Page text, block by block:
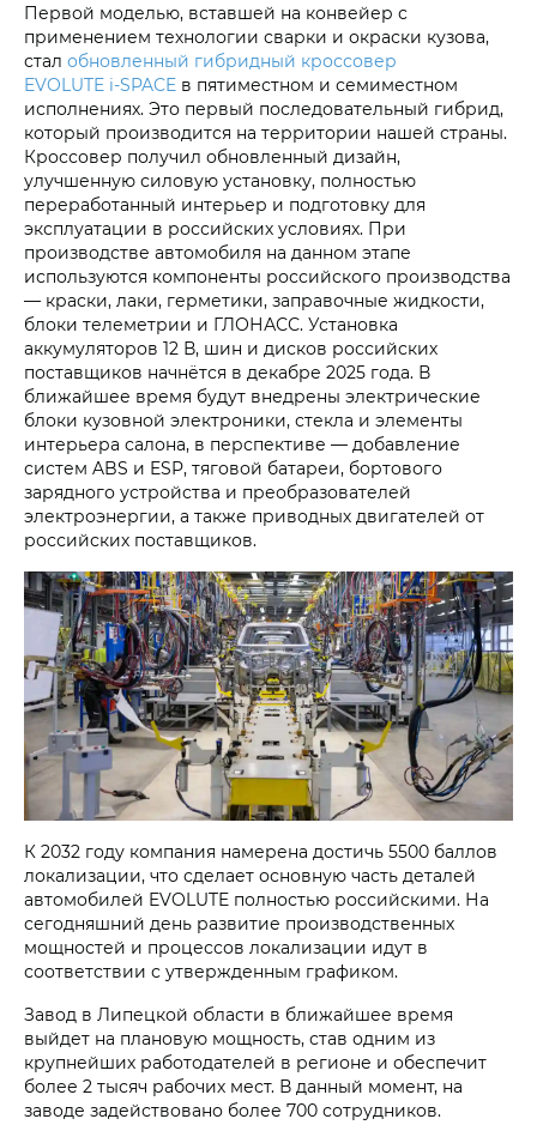
Первой моделью, вставшей на конвейер с
применением технологии сварки и окраски кузова,
стал обновленный гибридный кроссовер
EVOLUTE i‑SPACE в пятиместном и семиместном
исполнениях. Это первый последовательный гибрид,
который производится на территории нашей страны.
Кроссовер получил обновленный дизайн,
улучшенную силовую установку, полностью
переработанный интерьер и подготовку для
эксплуатации в российских условиях. При
производстве автомобиля на данном этапе
используются компоненты российского производства
— краски, лаки, герметики, заправочные жидкости,
блоки телеметрии и ГЛОНАСС. Установка
аккумуляторов 12 В, шин и дисков российских
поставщиков начнётся в декабре 2025 года. В
ближайшее время будут внедрены электрические
блоки кузовной электроники, стекла и элементы
интерьера салона, в перспективе — добавление
систем ABS и ESP, тяговой батареи, бортового
зарядного устройства и преобразователей
электроэнергии, а также приводных двигателей от
российских поставщиков.
К 2032 году компания намерена достичь 5500 баллов
локализации, что сделает основную часть деталей
автомобилей EVOLUTE полностью российскими. На
сегодняшний день развитие производственных
мощностей и процессов локализации идут в
соответствии с утвержденным графиком.
Завод в Липецкой области в ближайшее время
выйдет на плановую мощность, став одним из
крупнейших работодателей в регионе и обеспечит
более 2 тысяч рабочих мест. В данный момент, на
заводе задействовано более 700 сотрудников.